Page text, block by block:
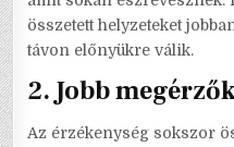
összetett helyzeteket
távon előnyükre válik.
2.Jobb
Az érzékenység sokszor